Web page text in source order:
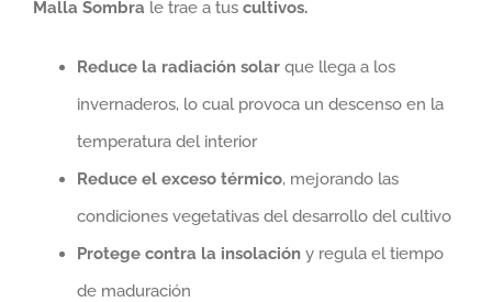
Malla Sombra le trae a tus cultivos.
Reduce la radiación solar que llega a los
invernaderos, lo cual provoca un descenso en la
temperatura del interior
Reduce el exceso térmico, mejorando las
condiciones vegetativas del desarrollo del cultivo
Protege contra la insolación y regula el tiempo
de maduración